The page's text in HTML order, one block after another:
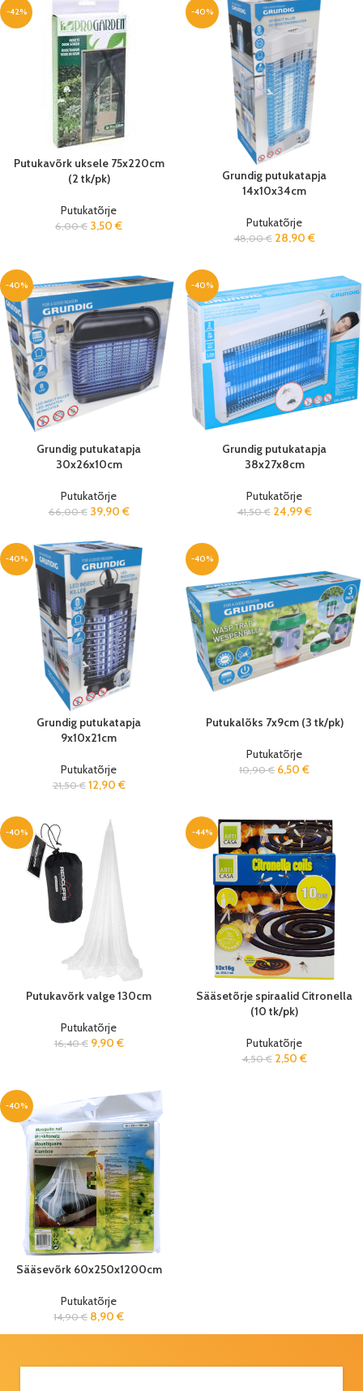
-42%
Putukavõrk uksele 75x220cm
(2 tk/pk)
Putukatõrje
6,00€ 3,50 €
-40%
Grundig putukatapja
14x10x34cm
Putukatõrje
48,00€ 28,90 €
-40%
Grundig putukatapja
30x26x10cm
Putukatõrje
66,00€ 39,90 €
-40%
Grundig putukatapja
38x27x8cm
Putukatõrje
41,50€ 24,99€
-40%
Grundig putukatapja
9x10x21cm
Putukatõrje
21,50€ 12,90 €
-40%
Putukalõks 7x9cm (3 tk/pk)
Putukatõrje
10,90€ 6,50 €
-40%
Putukavõrk valge 130cm
Putukatõrje
16,40€ 9,90 €
-44%
Sääsetõrje spiraalid Citronella
(10 tk/pk)
Putukatõrje
4,50€ 2,50 €
-40%
Sääsevõrk 60x250x1200cm
Putukatõrje
14,90€ 8,90 €